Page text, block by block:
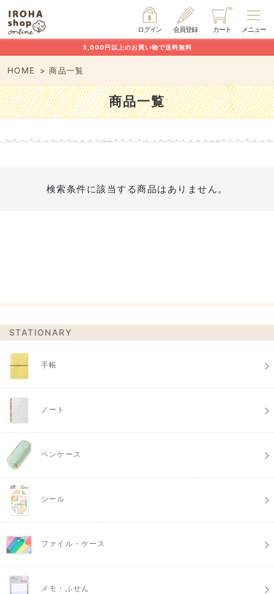
メニュー
カート
会員登録
ログイン
3,000円以上のお買い物で送料無料
HOME 商品一覧
商品一覧
検索条件に該当する商品はありません。
STATIONARY
手帳
ノート
ペンケース
シール
ファイル・ケース
メモ・ふせん